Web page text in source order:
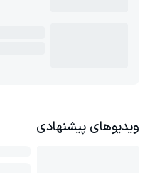
ویدیوهای پیشنهادی